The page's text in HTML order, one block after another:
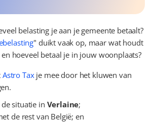
belasting je aan je gemeente betaalt?
" duikt vaak op, maar wat houdt
hoeveel betaal je in jouw woonplaats?
Astro Tax je mee door het kluwen van
situatie in Verlaine;
de rest van België; en